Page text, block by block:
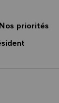
Nos priorités